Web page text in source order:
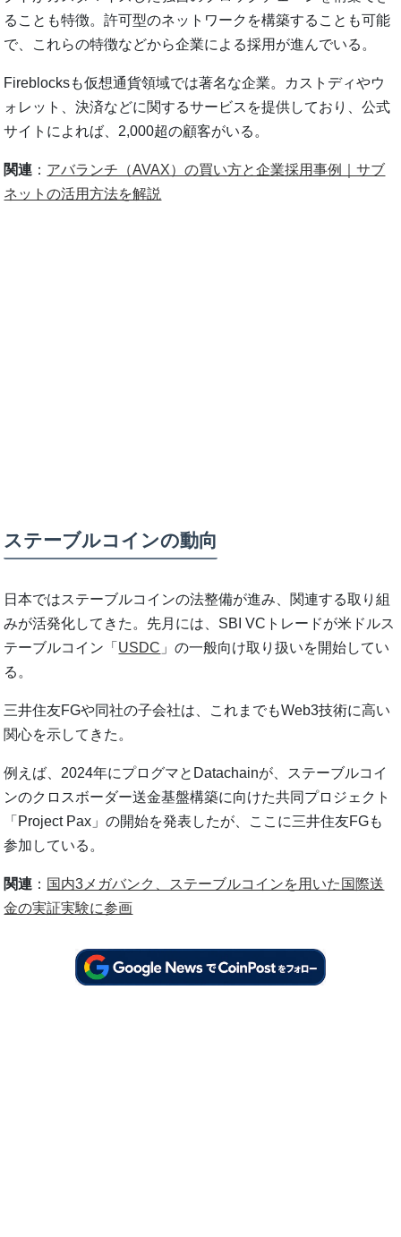
ることも特徴。許可型のネットワークを構築することも可能
で、これらの特徴などから企業による採用が進んでいる。
Fireblocksも仮想通貨領域では著名な企業。カストディやウ
ォレット、決済などに関するサービスを提供しており、公式
サイトによれば、2,000超の顧客がいる。
関連 ： アバランチ（AVAX）の買い方と企業採用事例｜サブ
ネットの活用方法を解説
ステーブルコインの動向
日本ではステーブルコインの法整備が進み、関連する取り組
みが活発化してきた。先月には、SBI VCトレードが米ドルス
テーブルコイン「 USDC 」の一般向け取り扱いを開始してい
る。
三井住友FGや同社の子会社は、これまでもWeb3技術に高い
関心を示してきた。
例えば、2024年にプログマとDatachainが、ステーブルコイ
ンのクロスボーダー送金基盤構築に向けた共同プロジェクト
「Project Pax」の開始を発表したが、ここに三井住友FGも
参加している。
関連 ： 国内3メガバンク、ステーブルコインを用いた国際送
金の実証実験に参画